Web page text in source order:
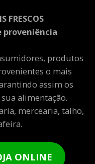
FRESCOS
proveniência
produtos
o mais
assim os
alimentação.
mercearia, talho,
ONLINE